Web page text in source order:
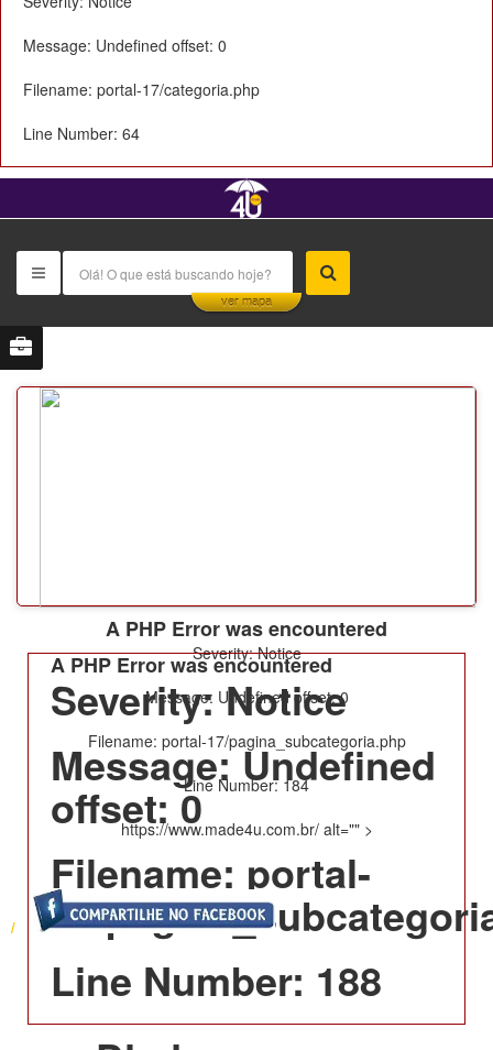
Message: Undefined offset: 0
Filename: portal-17/categoria.php
Line Number: 64
This page can't load Google Maps correctly.
ver mapa
A PHP Error was encountered
Severity: Notice
Message: Undefined offset: 0
Filename: portal-17/pagina_subcategoria.php
Line Number: 184
https://www.made4u.com.br/ alt="" >
A PHP Error was encountered
Severity: Notice
Message: Undefined
offset: 0
Filename: portal-
17/
Line Number: 188
/